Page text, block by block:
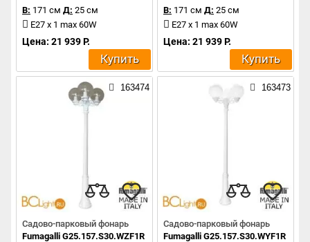
В: 171 см Д: 25 см
E27 x 1 max 60W
Цена: 21 939 Р.
Купить
В: 171 см Д: 25 см
E27 x 1 max 60W
Цена: 21 939 Р.
Купить
163474
Садово-парковый фонарь
Fumagalli G25.157.S30.WZF1R
163473
Садово-парковый фонарь
Fumagalli G25.157.S30.WYF1R